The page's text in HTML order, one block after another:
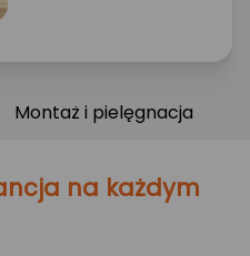
Montaż i pielęgnacja
na każdym